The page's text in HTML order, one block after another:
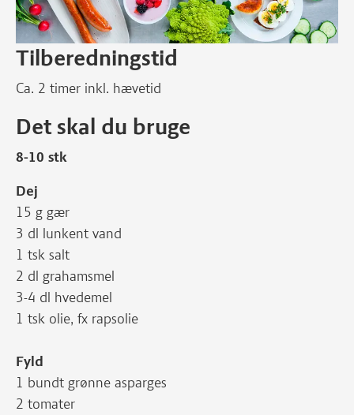
Tilberedningstid
Ca. 2 timer inkl. hævetid
Det skal du bruge
8-10 stk
Dej
15 g gær
3 dl lunkent vand
1 tsk salt
2 dl grahamsmel
3-4 dl hvedemel
1 tsk olie, fx rapsolie
Fyld
1 bundt grønne asparges
2 tomater